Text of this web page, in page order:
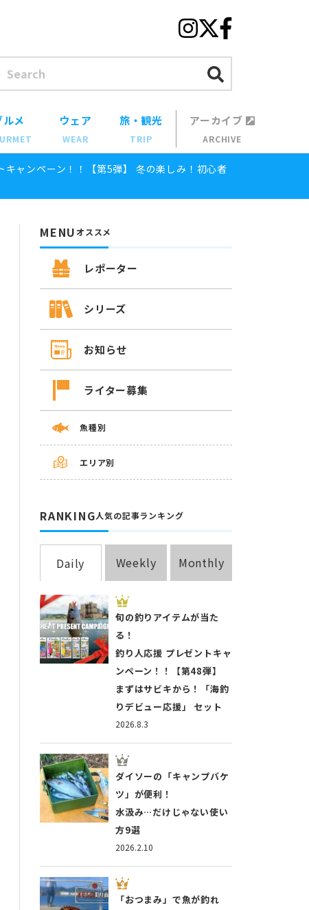
ルメ ウェア
WEAR
旅・観光
TRIP
アーカイブ
ARCHIVE
キャンペーン！！【第5弾】 冬の楽しみ！初心者
MENUオススメ
レポーター
シリーズ
お知らせ
ライター募集
魚種別
エリア別
RANKING人気の記事ランキング
Daily Weekly Monthly
2026.8.3
旬の釣りアイテムが当た
る！
釣り人応援 プレゼントキャ
ンペーン！！【第48弾】
まずはサビキから！「海釣
りデビュー応援」 セット
2026.2.10
ダイソーの「キャンプバケ
ツ」が便利！
水汲み…だけじゃない使い
方9選
「おつまみ」で魚が釣れ